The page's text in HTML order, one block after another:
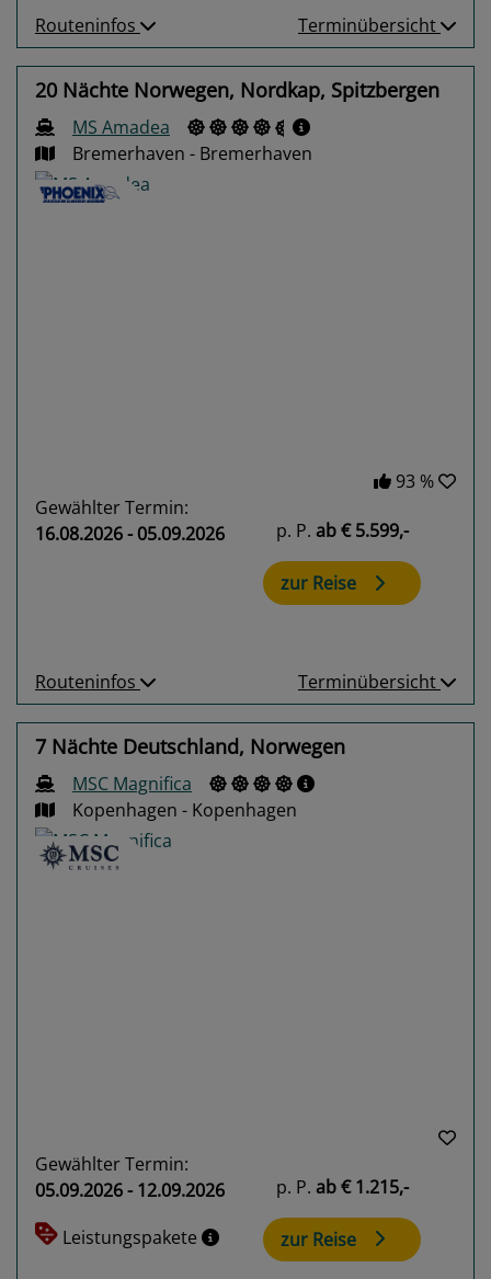
Routeninfos Terminübersicht
20 Nächte Norwegen, Nordkap, Spitzbergen
MS Amadea
Bremerhaven - Bremerhaven
93 %
Gewählter Termin:
16.08.2026 - 05.09.2026
p. P. ab€ 5.599,-
zur Reise
Routeninfos Terminübersicht
7 Nächte Deutschland, Norwegen
MSC Magnifica
Kopenhagen - Kopenhagen
Gewählter Termin:
05.09.2026 - 12.09.2026
Leistungspakete
p. P. ab€ 1.215,-
zur Reise